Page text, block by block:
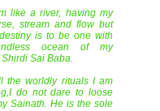
like a river, having my
stream and flow but
is to be one with
ocean of my
Sai Baba.
the worldly rituals I am
do not dare to loose
Sainath. He is the sole